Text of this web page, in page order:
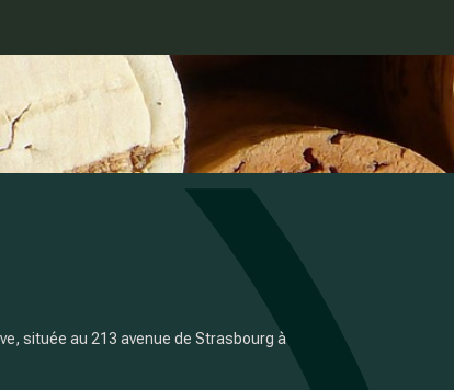
située au 213 avenue de Strasbourg à